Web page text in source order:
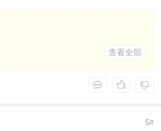
查看全部
5#